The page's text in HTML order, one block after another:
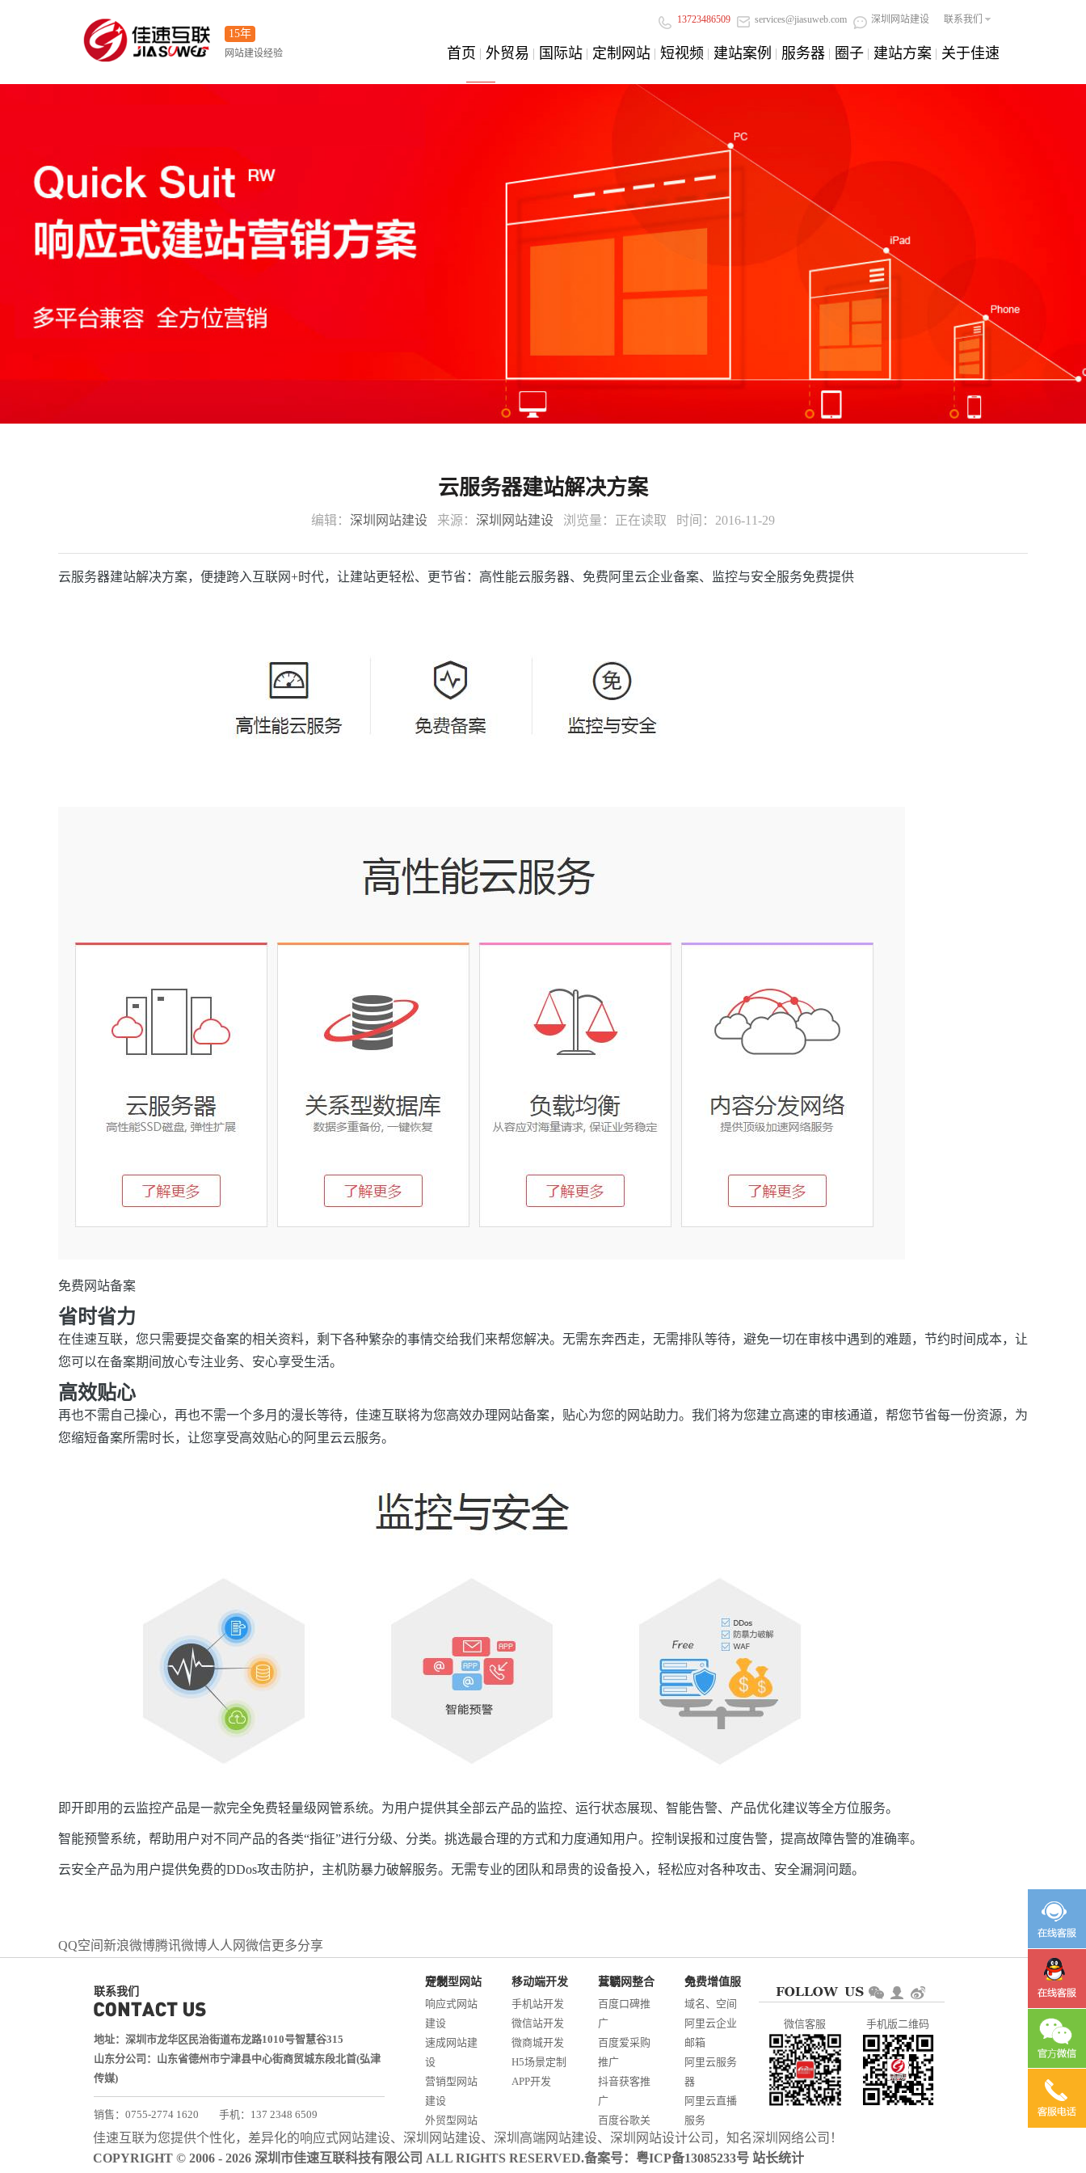
15年
网站建设经验
13723486509 services@jiasuweb.com 深圳网站建设 联系我们
首页 外贸易 国际站 定制网站 短视频 建站案例 服务器 圈子 建站方案 关于佳速
云服务器建站解决方案
编辑： 深圳网站建设 来源： 深圳网站建设 浏览量： 正在读取 时间：2016-11-29
云服务器建站解决方案，便捷跨入互联网+时代，让建站更轻松、更节省：高性能云服务器、免费阿里云企业备案、监控与安全服务免费提供
免费网站备案
省时省力
在佳速互联，您只需要提交备案的相关资料，剩下各种繁杂的事情交给我们来帮您解决。无需东奔西走，无需排队等待，避免一切在审核中遇到的难题，节约时间成本，让
您可以在备案期间放心专注业务、安心享受生活。
高效贴心
再也不需自己操心，再也不需一个多月的漫长等待，佳速互联将为您高效办理网站备案，贴心为您的网站助力。我们将为您建立高速的审核通道，帮您节省每一份资源，为
您缩短备案所需时长，让您享受高效贴心的阿里云云服务。
即开即用的云监控产品是一款完全免费轻量级网管系统。为用户提供其全部云产品的监控、运行状态展现、智能告警、产品优化建议等全方位服务。
智能预警系统，帮助用户对不同产品的各类“指征”进行分级、分类。挑选最合理的方式和力度通知用户。控制误报和过度告警，提高故障告警的准确率。
云安全产品为用户提供免费的DDos攻击防护，主机防暴力破解服务。无需专业的团队和昂贵的设备投入，轻松应对各种攻击、安全漏洞问题。
QQ空间 新浪微博腾讯微博人人网微信更多分享
联系我们
地址：深圳市龙华区民治街道布龙路1010号智慧谷315
山东分公司：山东省德州市宁津县中心街商贸城东段北首(弘津
传媒)
销售：0755-2774 1620
技术：0755-2688 1370
手机：137 2348 6509
邮箱：services@jiasuweb.com
定制型网站开发
响应式网站
建设
速成网站建
设
营销型网站
建设
外贸型网站
建设
商城网站开
移动端开发
手机站开发
微信站开发
微商城开发
H5场景定制
APP开发
互联网整合营销
百度口碑推
广
百度爱采购
推广
抖音获客推
广
百度谷歌关
键词优化
AI智能发布
免费增值服务
域名、空间
阿里云企业
邮箱
阿里云服务
器
阿里云直播
服务
阿里云ICP备
案
微信客服 手机版二维码
佳速互联为您提供个性化，差异化的响应式网站建设、 深圳网站建设、 深圳高端网站建设、 深圳网站设计公司 ，知名深圳网络公司 ！
COPYRIGHT © 2006 - 2026 深圳市佳速互联科技有限公司 ALL RIGHTS RESERVED.备案号： 粤ICP备13085233号 站长统计